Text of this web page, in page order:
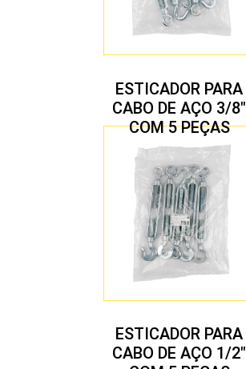
ESTICADOR PARA
CABO DE AÇO 3/8″
COM 5 PEÇAS
ESTICADOR PARA
CABO DE AÇO 1/2″